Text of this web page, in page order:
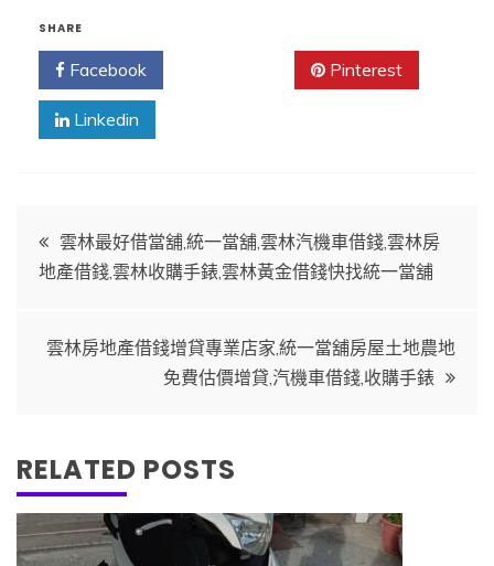
SHARE
Facebook Pinterest
Linkedin
文
章
導
雲林最好借當舖,統一當舖,雲林汽機車借錢,雲林房
地產借錢,雲林收購手錶,雲林黃金借錢快找統一當舖
雲林房地產借錢增貸專業店家,統一當舖房屋土地農地
免費估價增貸,汽機車借錢,收購手錶
RELATED POSTS